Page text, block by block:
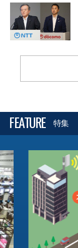
FEATURE 特集